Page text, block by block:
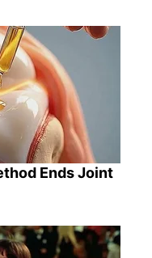
Ends Joint